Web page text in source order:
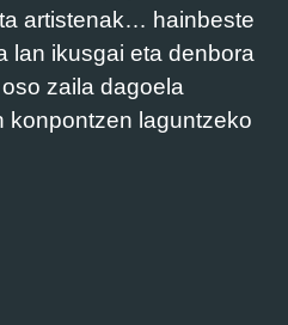
artistenak… hainbeste
lan ikusgai eta denbora
zaila dagoela
konpontzen laguntzeko